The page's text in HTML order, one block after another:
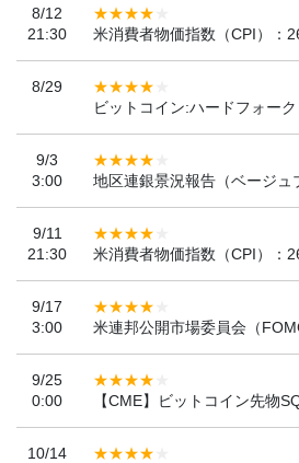
8/12
21:30
米消費者物価指数（CPI）：
8/29
ビットコイン:ハードフォー
9/3
3:00
地区連銀景況報告（ベージュ
9/11
21:30
米消費者物価指数（CPI）：
9/17
3:00
米連邦公開市場委員会（
9/25
0:00
【CME】ビットコイン先物
10/14